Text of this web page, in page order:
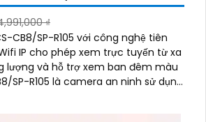
₫
CB8/SP-R105 với công nghệ tiên
IP cho phép xem trực tuyến từ xa
lượng và hỗ trợ xem ban đêm màu
SP-R105 là camera an ninh sử dụng